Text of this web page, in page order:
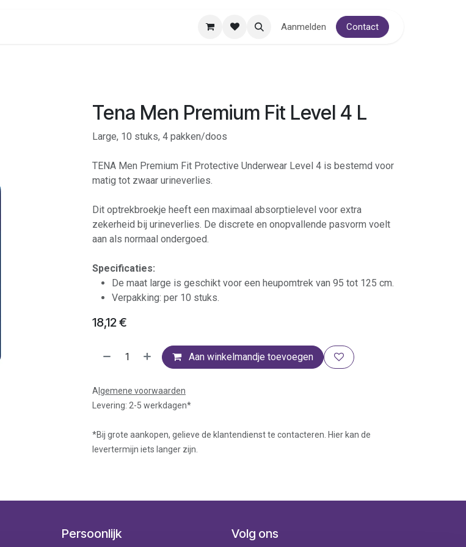
Aanmelden Contact
Tena Men Premium Fit Level 4 L
Large, 10 stuks, 4 pakken/doos
TENA Men Premium Fit Protective Underwear Level 4 is bestemd voor
matig tot zwaar urineverlies.
Dit optrekbroekje heeft een maximaal absorptielevel voor extra
zekerheid bij urineverlies. De discrete en onopvallende pasvorm voelt
aan als normaal ondergoed.
Specificaties:
De maat large is geschikt voor een heupomtrek van 95 tot 125 cm.
Verpakking: per 10 stuks.
18,12€
Aan winkelmandje toevoegen
A lgemene voorwaarden
Levering: 2-5 werkdagen*
*Bij grote aankopen, gelieve de klantendienst te contacteren. Hier kan de
levertermijn iets langer zijn.
Persoonlijk Volg ons